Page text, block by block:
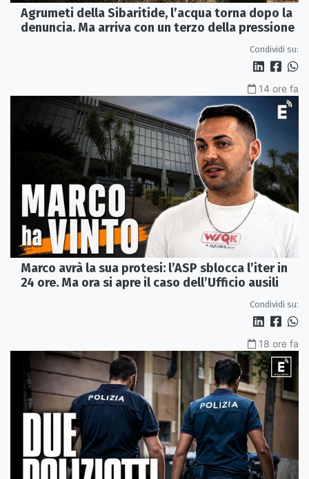
Agrumeti della Sibaritide, l’acqua torna dopo la
denuncia. Ma arriva con un terzo della pressione
Condividi su:
14 ore fa
Marco avrà la sua protesi: l’ASP sblocca l’iter in
24 ore. Ma ora si apre il caso dell’Ufficio ausili
Condividi su:
18 ore fa